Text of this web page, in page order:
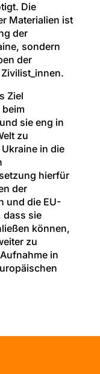
Die
Materialien ist
der
sondern
der
Ziel
sie eng in
zu
in die
hierfür
der
und die EU-
dass sie
können,
zu
in